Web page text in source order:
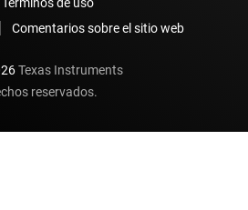
Comentarios sobre el sitio web
Texas Instruments
reservados.